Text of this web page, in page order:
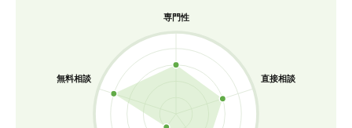
専門性
直接相談
無料相談